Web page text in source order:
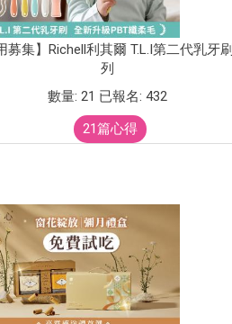
募集】Richell利其爾 T.L.I第二代乳牙
列
數量: 21 已報名: 432
21篇心得